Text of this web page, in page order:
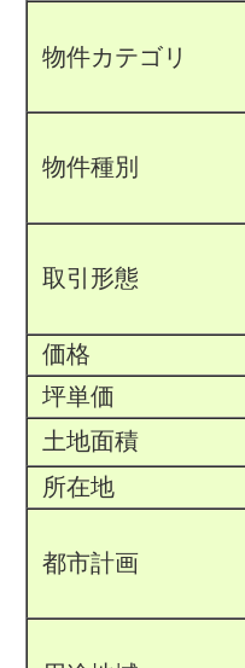
物件カテゴリ
物件種別
取引形態
価格
坪単価
土地面積
所在地
都市計画